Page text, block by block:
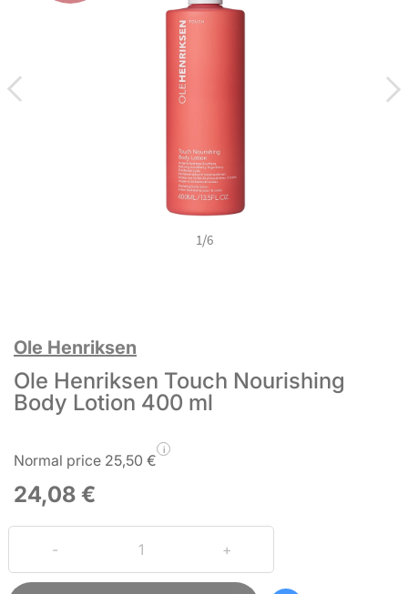
1/6
Ole Henriksen
Ole Henriksen Touch Nourishing
Body Lotion 400 ml
Normal price 25,50 €
i
24,08 €